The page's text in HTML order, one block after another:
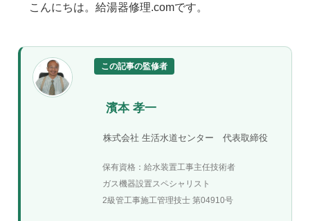
こんにちは。給湯器修理.comです。
この記事の監修者
濱本 孝一
株式会社 生活水道センター 代表取締役
保有資格：給水装置工事主任技術者
ガス機器設置スペシャリスト
2級管工事施工管理技士 第04910号